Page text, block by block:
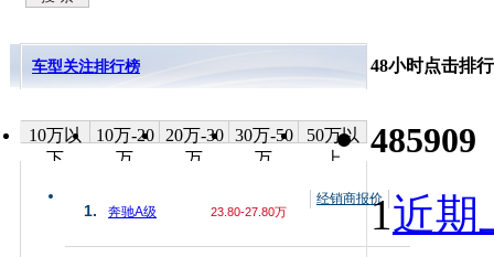
车型关注排行榜
10万以
下
10万-20
万
20万-30
万
30万-50
万
50万以
上
1. 奔驰A级 23.80-27.80万
经销商报价
48小时点击排行
485909
1近期